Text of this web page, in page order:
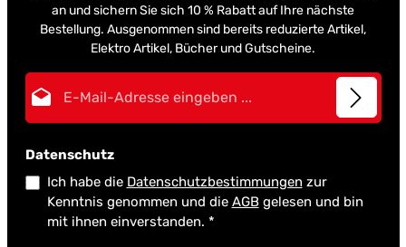
an und sichern Sie sich 10 % Rabatt auf Ihre nächste
Bestellung. Ausgenommen sind bereits reduzierte Artikel,
Elektro Artikel, Bücher und Gutscheine.
Datenschutz
Ich habe die Datenschutzbestimmungen zur
Kenntnis genommen und die AGBgelesen und bin
mit ihnen einverstanden. *